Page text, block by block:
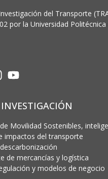
del Transporte
por la Universidad
Movilidad Sostenibles,
impactos del transporte
de mercancías y logística
y modelos de negocio